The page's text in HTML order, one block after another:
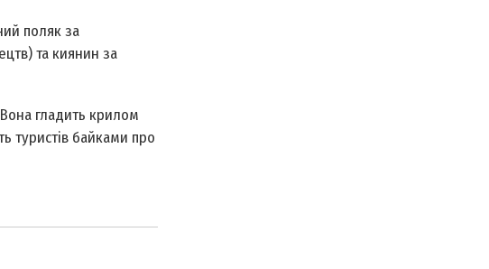
поляк за
та киянин за
гладить крилом
туристів байками про